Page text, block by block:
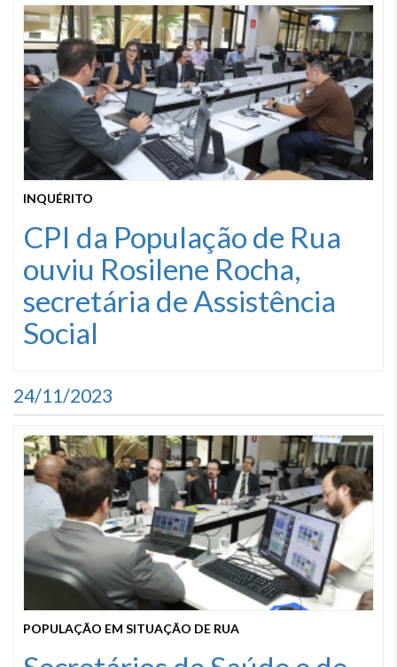
INQUÉRITO
CPI da População de Rua
ouviu Rosilene Rocha,
secretária de Assistência
Social
24/11/2023
POPULAÇÃO EM SITUAÇÃO DE RUA